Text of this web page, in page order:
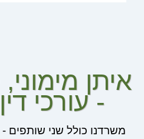
איתן
- עורכי
משרדנו כולל שני שותפים -